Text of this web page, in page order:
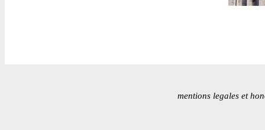
mentions legales et